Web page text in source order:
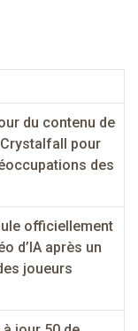
du contenu de
Crystalfall pour
des
officiellement
d’IA après un
joueurs